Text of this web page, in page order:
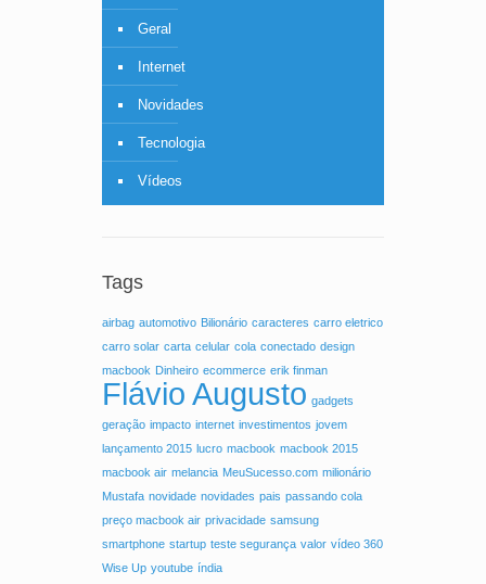
Geral
Internet
Novidades
Tecnologia
Vídeos
Tags
airbag automotivo Bilionário caracteres carro eletrico
carro solar carta celular cola conectado design
macbook Dinheiro ecommerce erik finman
Flávio Augusto gadgets
geração impacto internet investimentos jovem
lançamento 2015 lucro macbook macbook 2015
macbook air melancia MeuSucesso.com milionário
Mustafa novidade novidades pais passando cola
preço macbook air privacidade samsung
smartphone startup teste segurança valor vídeo 360
Wise Up youtube índia